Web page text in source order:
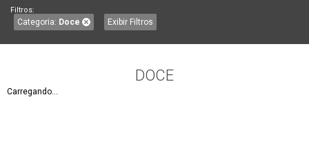
Filtros:
Categoria: Doce Exibir Filtros
DOCE
Carregando...